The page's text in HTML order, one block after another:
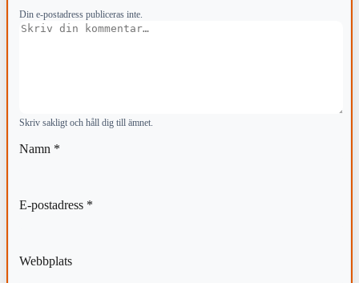
Din e-postadress publiceras inte.
Kommentar
Skriv sakligt och håll dig till ämnet.
Namn *
E-postadress *
Webbplats